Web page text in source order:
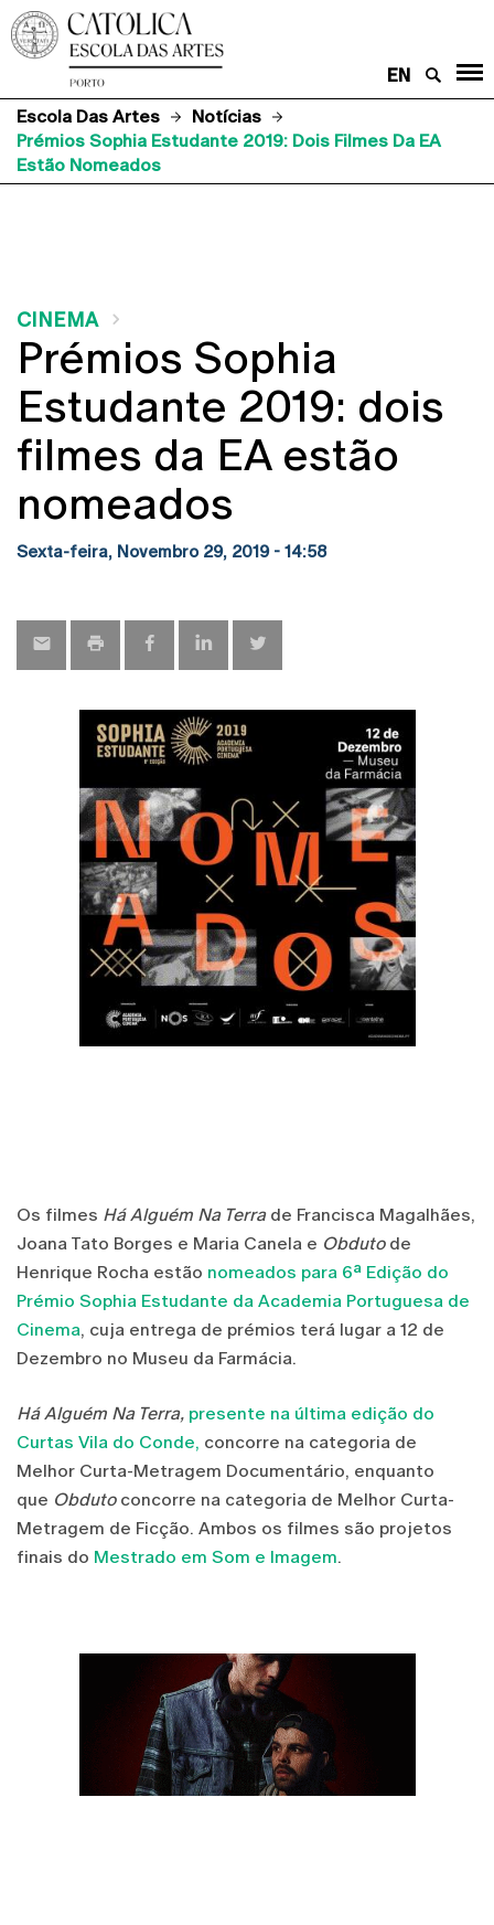
EN
Escola Das Artes
Notícias
Prémios Sophia Estudante 2019: Dois Filmes Da EA
Estão Nomeados
CINEMA
Prémios Sophia
Estudante 2019: dois
filmes da EA estão
nomeados
Sexta-feira, Novembro 29, 2019 - 14:58
Os filmes Há Alguém Na Terrade Francisca Magalhães,
Joana Tato Borges e Maria Canela e Obdutode
Henrique Rocha estão nomeados para 6ª Edição do
Prémio Sophia Estudante da Academia Portuguesa de
Cinema, cuja entrega de prémios terá lugar a 12 de
Dezembro no Museu da Farmácia.
Há Alguém Na Terra, presente na última edição do
Curtas Vila do Conde, concorre na categoria de
Melhor Curta-Metragem Documentário, enquanto
que Obduto concorre na categoria de Melhor Curta-
Metragem de Ficção. Ambos os filmes são projetos
finais do Mestrado em Som e Imagem.